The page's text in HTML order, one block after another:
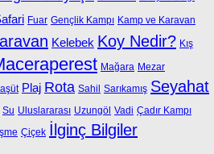
Fuar Gençlik Kampı Kamp ve Karavan
Kelebek Koy Nedir? Kış
Mağara Mezar
Plaj Rota Sahil Sarıkamış Seyahat
Su Uluslararası Uzungöl Vadi Çadır Kampı
Çiçek İlginç Bilgiler